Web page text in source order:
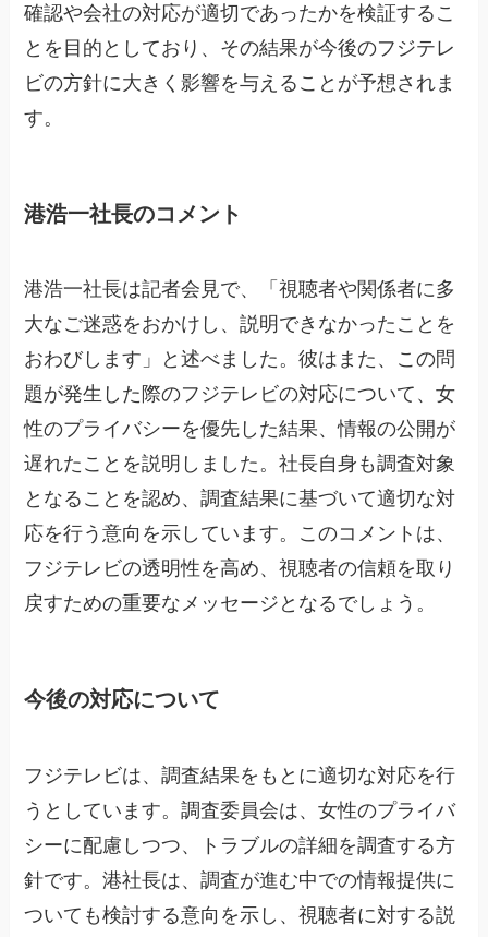
確認や会社の対応が適切であったかを検証するこ
とを目的としており、その結果が今後のフジテレ
ビの方針に大きく影響を与えることが予想されま
す。
港浩一社長のコメント
港浩一社長は記者会見で、「視聴者や関係者に多
大なご迷惑をおかけし、説明できなかったことを
おわびします」と述べました。彼はまた、この問
題が発生した際のフジテレビの対応について、女
性のプライバシーを優先した結果、情報の公開が
遅れたことを説明しました。社長自身も調査対象
となることを認め、調査結果に基づいて適切な対
応を行う意向を示しています。このコメントは、
フジテレビの透明性を高め、視聴者の信頼を取り
戻すための重要なメッセージとなるでしょう。
今後の対応について
フジテレビは、調査結果をもとに適切な対応を行
うとしています。調査委員会は、女性のプライバ
シーに配慮しつつ、トラブルの詳細を調査する方
針です。港社長は、調査が進む中での情報提供に
ついても検討する意向を示し、視聴者に対する説